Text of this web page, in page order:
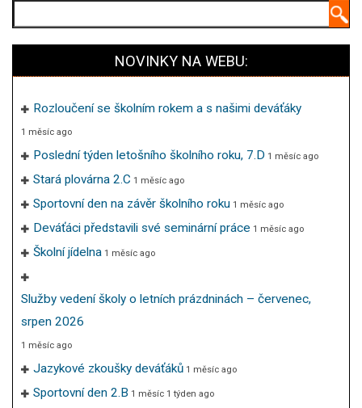
NOVINKY NA WEBU:
Rozloučení se školním rokem a s našimi deváťáky
1 měsíc ago
Poslední týden letošního školního roku, 7.D 1 měsíc ago
Stará plovárna 2.C 1 měsíc ago
Sportovní den na závěr školního roku 1 měsíc ago
Deváťáci představili své seminární práce 1 měsíc ago
Školní jídelna 1 měsíc ago
Služby vedení školy o letních prázdninách – červenec,
srpen 2026
1 měsíc ago
Jazykové zkoušky deváťáků 1 měsíc ago
Sportovní den 2.B 1 měsíc 1 týden ago